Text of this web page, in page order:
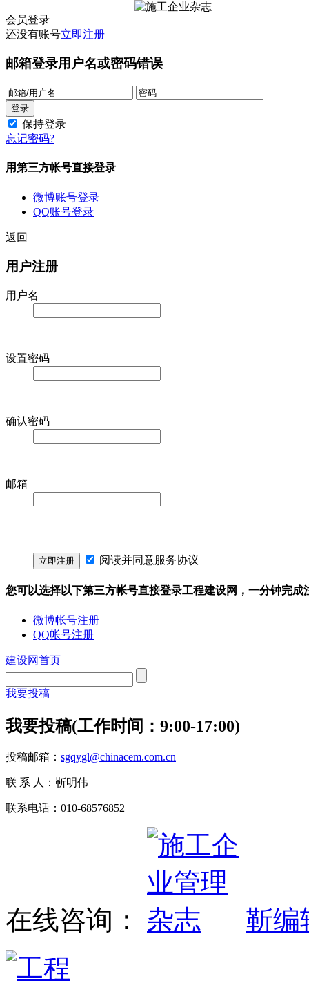
会员登录
还没有账号立即注册
邮箱登录用户名或密码错误
保持登录
忘记密码?
用第三方帐号直接登录
微博账号登录
QQ账号登录
返回
用户注册
用户名
设置密码
确认密码
邮箱
阅读并同意服务协议
您可以选择以下第三方帐号直接登录工程建设网，一分钟完成
微博帐号注册
QQ帐号注册
建设网首页
我要投稿
我要投稿(工作时间：9:00-17:00)
投稿邮箱： sgqygl@chinacem.com.cn
联 系 人：靳明伟
联系电话：010-68576852
在线咨询： 靳编